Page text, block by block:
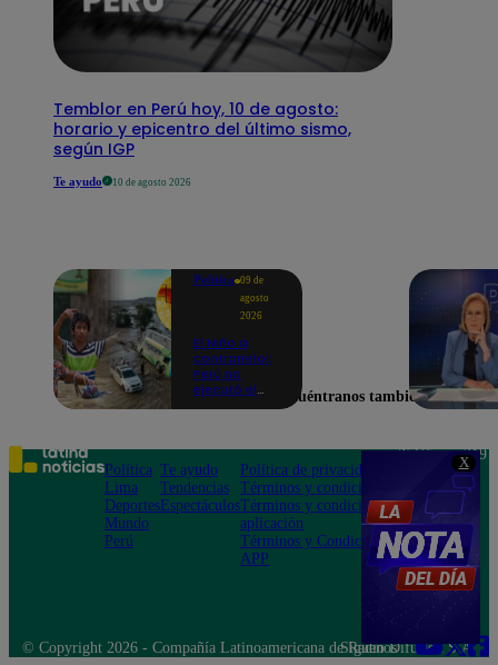
X
Temblor en Perú hoy, 10 de agosto:
horario y epicentro del último sismo,
según IGP
Te ayudo 10 de agosto 2026
Política 09 de
agosto
2026
El Niño a
contrarreloj:
Perú no
ejecutó el
inundaciones
en puntos
críticos de
ríos
Encuéntranos también en
Política
Lima
Deportes
Mundo
Perú
Te ayudo
Tendencias
Espectáculos
Política de privacidad
Términos y condiciones
Términos y condiciones
aplicación
Términos y Condiciones
APP
Teléfono: 219
Av. San
Felipe 968
Jesús María
© Copyright 2026 - Compañía Latinoamericana de Radio Difusión S.A.
Síguenos